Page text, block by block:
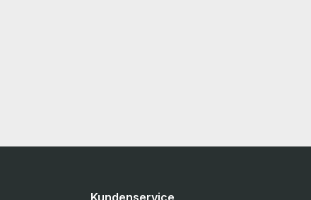
Kundenservice